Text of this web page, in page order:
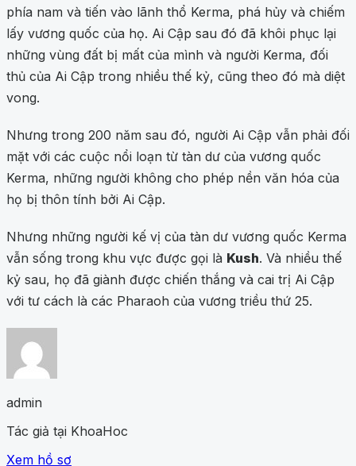
phía nam và tiến vào lãnh thổ Kerma, phá hủy và chiếm
lấy vương quốc của họ. Ai Cập sau đó đã khôi phục lại
những vùng đất bị mất của mình và người Kerma, đối
thủ của Ai Cập trong nhiều thế kỷ, cũng theo đó mà diệt
vong.
Nhưng trong 200 năm sau đó, người Ai Cập vẫn phải đối
mặt với các cuộc nổi loạn từ tàn dư của vương quốc
Kerma, những người không cho phép nền văn hóa của
họ bị thôn tính bởi Ai Cập.
Nhưng những người kế vị của tàn dư vương quốc Kerma
vẫn sống trong khu vực được gọi là Kush. Và nhiều thế
kỷ sau, họ đã giành được chiến thắng và cai trị Ai Cập
với tư cách là các Pharaoh của vương triều thứ 25.
admin
Tác giả tại KhoaHoc
Xem hồ sơ